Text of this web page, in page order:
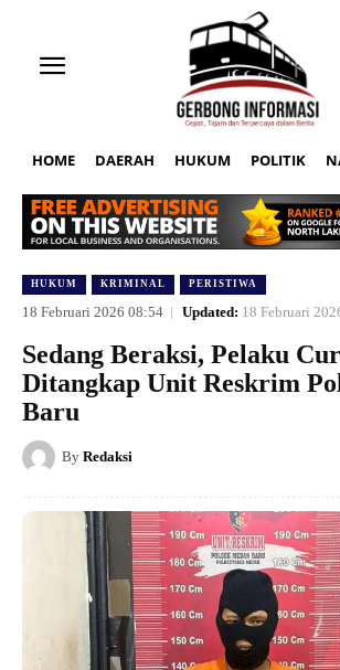
HOME DAERAH HUKUM POLITIK
HUKUM KRIMINAL PERISTIWA
18 Februari 2026 08:54 Updated: 18 Februari
Sedang Beraksi, Pelaku
Ditangkap Unit Reskrim
Baru
By Redaksi